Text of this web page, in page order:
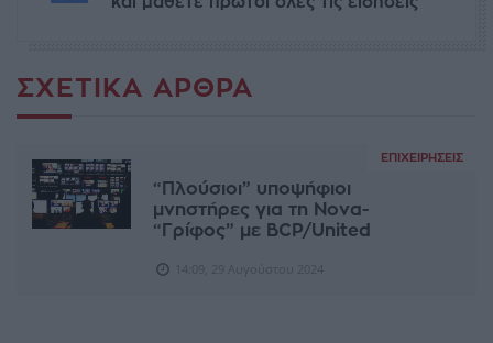
ΣΧΕΤΙΚΆ ΆΡΘΡΑ
ΕΠΙΧΕΙΡΉΣΕΙΣ
“Πλούσιοι” υποψήφιοι
μνηστήρες για τη Nova-
“Γρίφος” με BCP/United